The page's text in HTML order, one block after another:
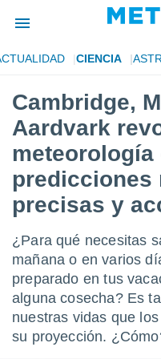
de
ha
para
la
se
calidad.
a este
las
y
forma
digital
basada
CIENCIA
Cambridge,
Aardvark
meteorología
predicciones
precisas y
¿Para qué necesitas
mañana o en varios
preparado en tus
alguna cosecha? Es
nuestras vidas que
su proyección.